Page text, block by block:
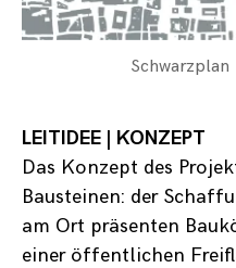
Schwarzplan
LEITIDEE | KONZEPT
Das Konzept des
Bausteinen: der
am Ort präsenten
einer öffentlichen